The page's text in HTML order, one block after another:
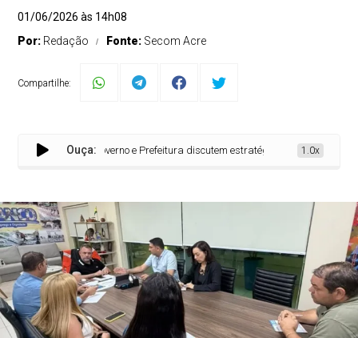
01/06/2026 às 14h08
Por: Redação Fonte: Secom Acre
Compartilhe:
Ouça:
Governo e Prefeitura discutem estratégias para implantação do
1.0x